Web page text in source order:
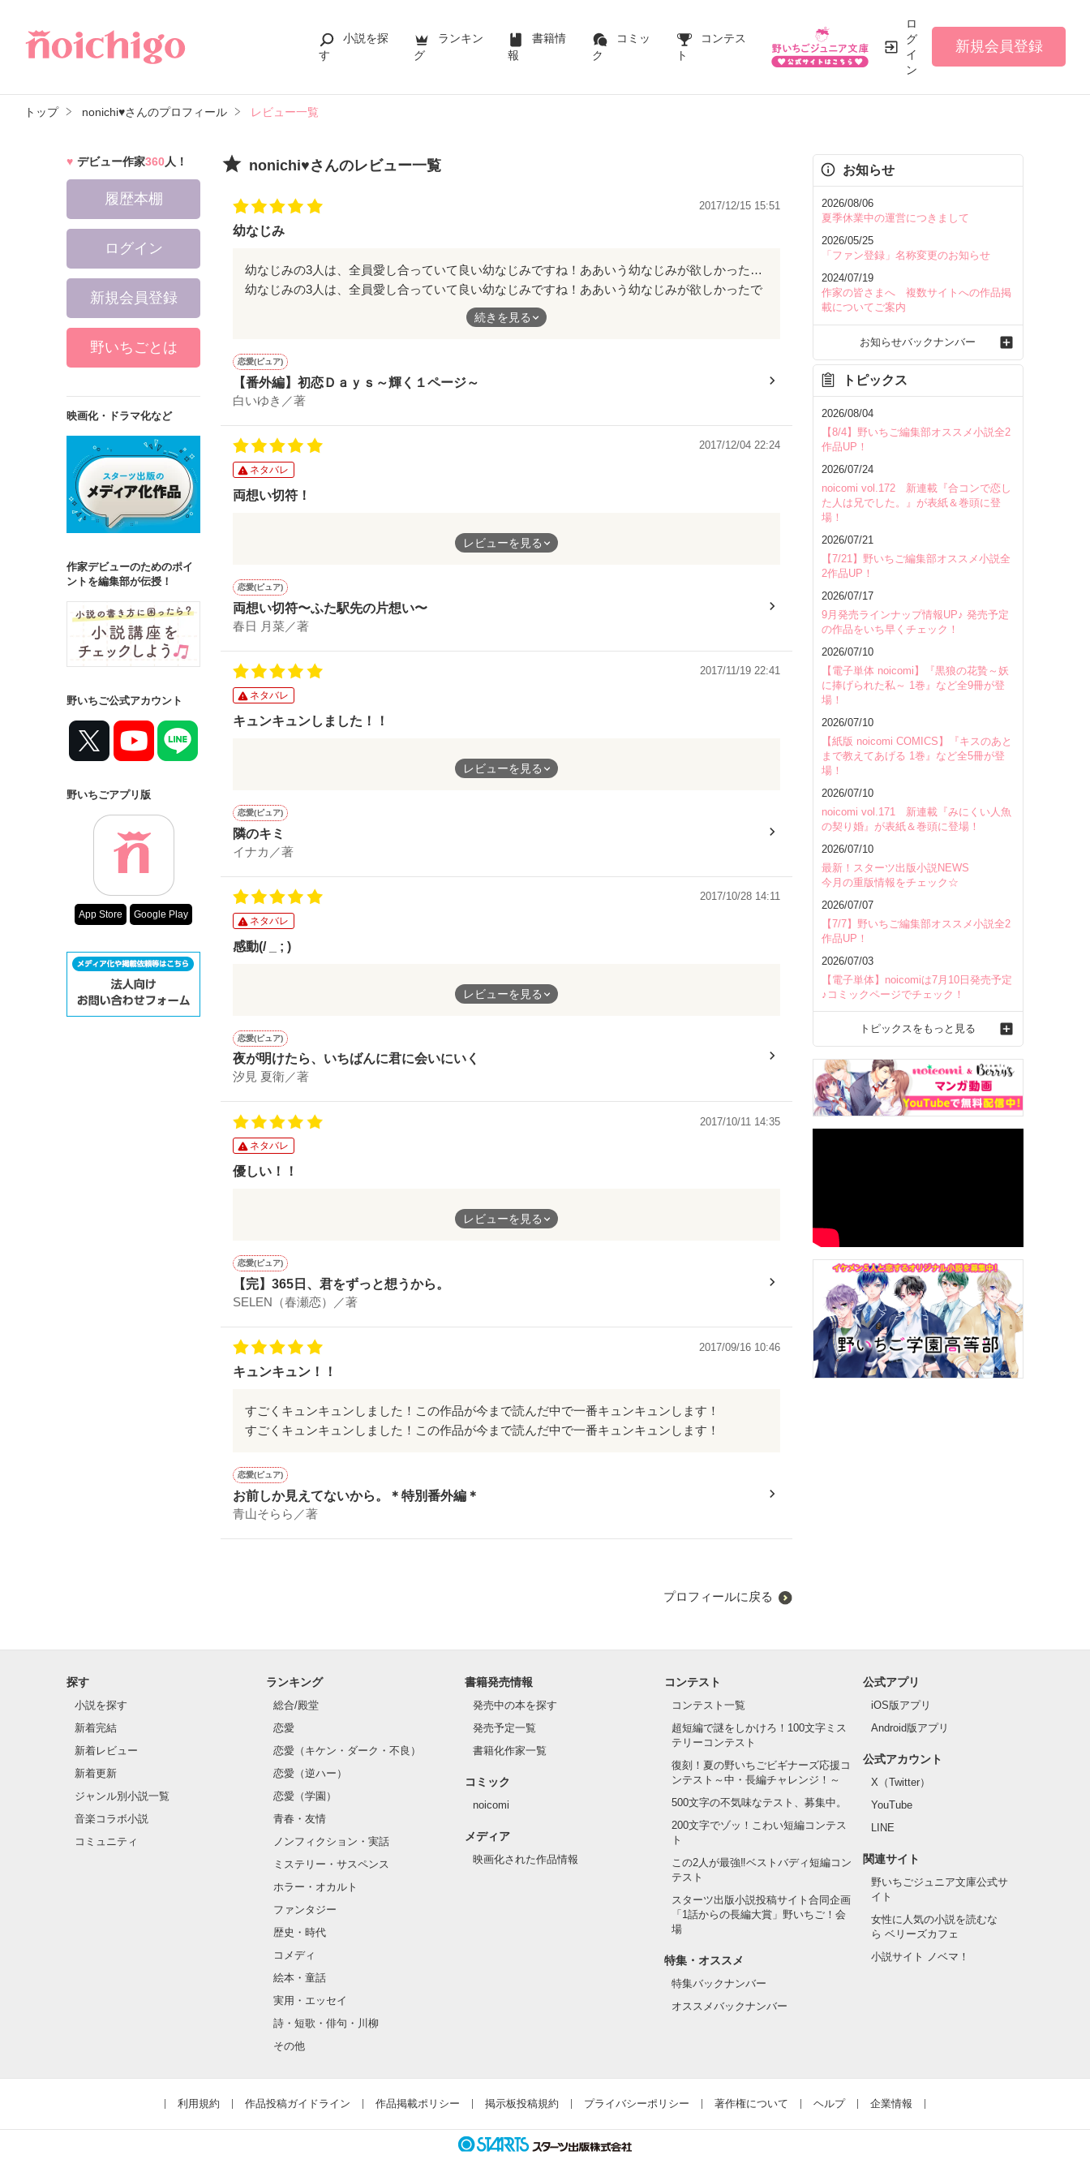
小説を探
す
ランキン
グ
書籍情
報
コミッ
ク
コンテス
ト
ロ
グ
イ
ン
新規会員登録
トップ nonichi♥︎さんのプロフィール レビュー一覧
nonichi♥︎さんのレビュー一覧
2017/12/15 15:51
幼なじみ
幼なじみの3人は、全員愛し合っていて良い幼なじみですね！ああいう幼なじみが欲しかったです！
幼なじみの3人は、全員愛し合っていて良い幼なじみですね！ああいう幼なじみが欲しかったで
続きを見る
恋愛(ピュア)
【番外編】初恋Ｄａｙｓ～輝く１ページ～
白いゆき／著
2017/12/04 22:24
ネタバレ
両想い切符！
両想い切符私も欲しいです！！99%の！私もゲッドしてみたいと思いました！
レビューを見る
恋愛(ピュア)
両想い切符〜ふた駅先の片想い〜
春日 月菜／著
2017/11/19 22:41
ネタバレ
キュンキュンしました！！
レビューを見る
恋愛(ピュア)
隣のキミ
イナカ／著
2017/10/28 14:11
ネタバレ
感動(/ _ ; )
一途な青磁に感動しました！！青磁の絵と絵の題名に青磁の本心がつまっているのに感動しまし
た！茜ちゃんのマスクが取れて良かったです！！
レビューを見る
恋愛(ピュア)
夜が明けたら、いちばんに君に会いにいく
汐見 夏衛／著
2017/10/11 14:35
ネタバレ
優しい！！
レビューを見る
恋愛(ピュア)
【完】365日、君をずっと想うから。
SELEN（春瀬恋）／著
2017/09/16 10:46
キュンキュン！！
すごくキュンキュンしました！この作品が今まで読んだ中で一番キュンキュンします！
すごくキュンキュンしました！この作品が今まで読んだ中で一番キュンキュンします！
恋愛(ピュア)
お前しか見えてないから。＊特別番外編＊
青山そらら／著
プロフィールに戻る
デビュー作家360人！
履歴本棚
ログイン
新規会員登録
野いちごとは
映画化・ドラマ化など
作家デビューのためのポイ
ントを編集部が伝授！
野いちご公式アカウント
野いちごアプリ版
App Store Google Play
お知らせ
2026/08/06
夏季休業中の運営につきまして
2026/05/25
「ファン登録」名称変更のお知らせ
2024/07/19
作家の皆さまへ 複数サイトへの作品掲
載についてご案内
お知らせバックナンバー
トピックス
2026/08/04
【8/4】野いちご編集部オススメ小説全2
作品UP！
2026/07/24
noicomi vol.172 新連載『合コンで恋し
た人は兄でした。』が表紙＆巻頭に登
場！
2026/07/21
【7/21】野いちご編集部オススメ小説全
2作品UP！
2026/07/17
9月発売ラインナップ情報UP♪ 発売予定
の作品をいち早くチェック！
2026/07/10
【電子単体 noicomi】『黒狼の花贄～妖
に捧げられた私～ 1巻』など全9冊が登
場！
2026/07/10
【紙版 noicomi COMICS】『キスのあと
まで教えてあげる 1巻』など全5冊が登
場！
2026/07/10
noicomi vol.171 新連載『みにくい人魚
の契り婚』が表紙＆巻頭に登場！
2026/07/10
最新！スターツ出版小説NEWS
今月の重版情報をチェック☆
2026/07/07
【7/7】野いちご編集部オススメ小説全2
作品UP！
2026/07/03
【電子単体】noicomiは7月10日発売予定
♪コミックページでチェック！
トピックスをもっと見る
探す
小説を探す
新着完結
新着レビュー
新着更新
ジャンル別小説一覧
音楽コラボ小説
コミュニティ
ランキング
総合/殿堂
恋愛
恋愛（キケン・ダーク・不良）
恋愛（逆ハー）
恋愛（学園）
青春・友情
ノンフィクション・実話
ミステリー・サスペンス
ホラー・オカルト
ファンタジー
歴史・時代
コメディ
絵本・童話
実用・エッセイ
詩・短歌・俳句・川柳
その他
書籍発売情報
発売中の本を探す
発売予定一覧
書籍化作家一覧
コミック
noicomi
メディア
映画化された作品情報
コンテスト
コンテスト一覧
超短編で謎をしかけろ！100文字ミス
テリーコンテスト
復刻！夏の野いちごビギナーズ応援コ
ンテスト～中・長編チャレンジ！～
500文字の不気味なテスト、募集中。
200文字でゾッ！こわい短編コンテス
ト
この2人が最強‼ベストバディ短編コン
テスト
スターツ出版小説投稿サイト合同企画
「1話からの長編大賞」野いちご！会
場
特集・オススメ
特集バックナンバー
オススメバックナンバー
公式アプリ
iOS版アプリ
Android版アプリ
公式アカウント
X（Twitter）
YouTube
LINE
関連サイト
野いちごジュニア文庫公式サ
イト
女性に人気の小説を読むな
ら ベリーズカフェ
小説サイト ノベマ！
利用規約 作品投稿ガイドライン 作品掲載ポリシー 掲示板投稿規約 プライバシーポリシー 著作権について ヘルプ 企業情報